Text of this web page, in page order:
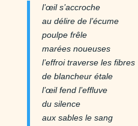
l’œil s’accroche
au délire de l’écume
poulpe frêle
marées noueuses
l’effroi traverse les fibres
de blancheur étale
l’œil fend l’effluve
du silence
aux sables le sang